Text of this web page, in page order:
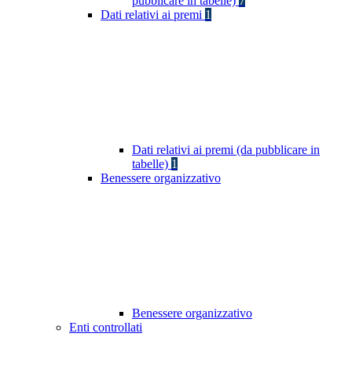
Dati relativi ai premi 1
Dati relativi ai premi (da pubblicare in
tabelle) 1
Benessere organizzativo
Benessere organizzativo
Enti controllati